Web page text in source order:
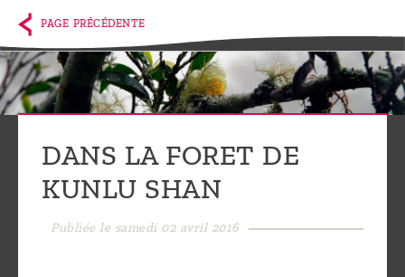
boutique
Terre de
Ciel
Parmi les
le blog
sommes-
PAGE PRÉCÉDENTE
DANS LA FORET DE
KUNLU SHAN
Publiée le samedi 02 avril 2016